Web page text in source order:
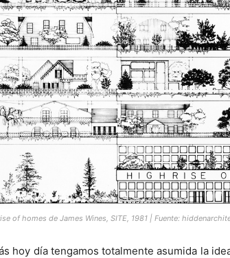
of homes de James Wines, SITE, 1981 | Fuente:
hoy día tengamos totalmente asumida la